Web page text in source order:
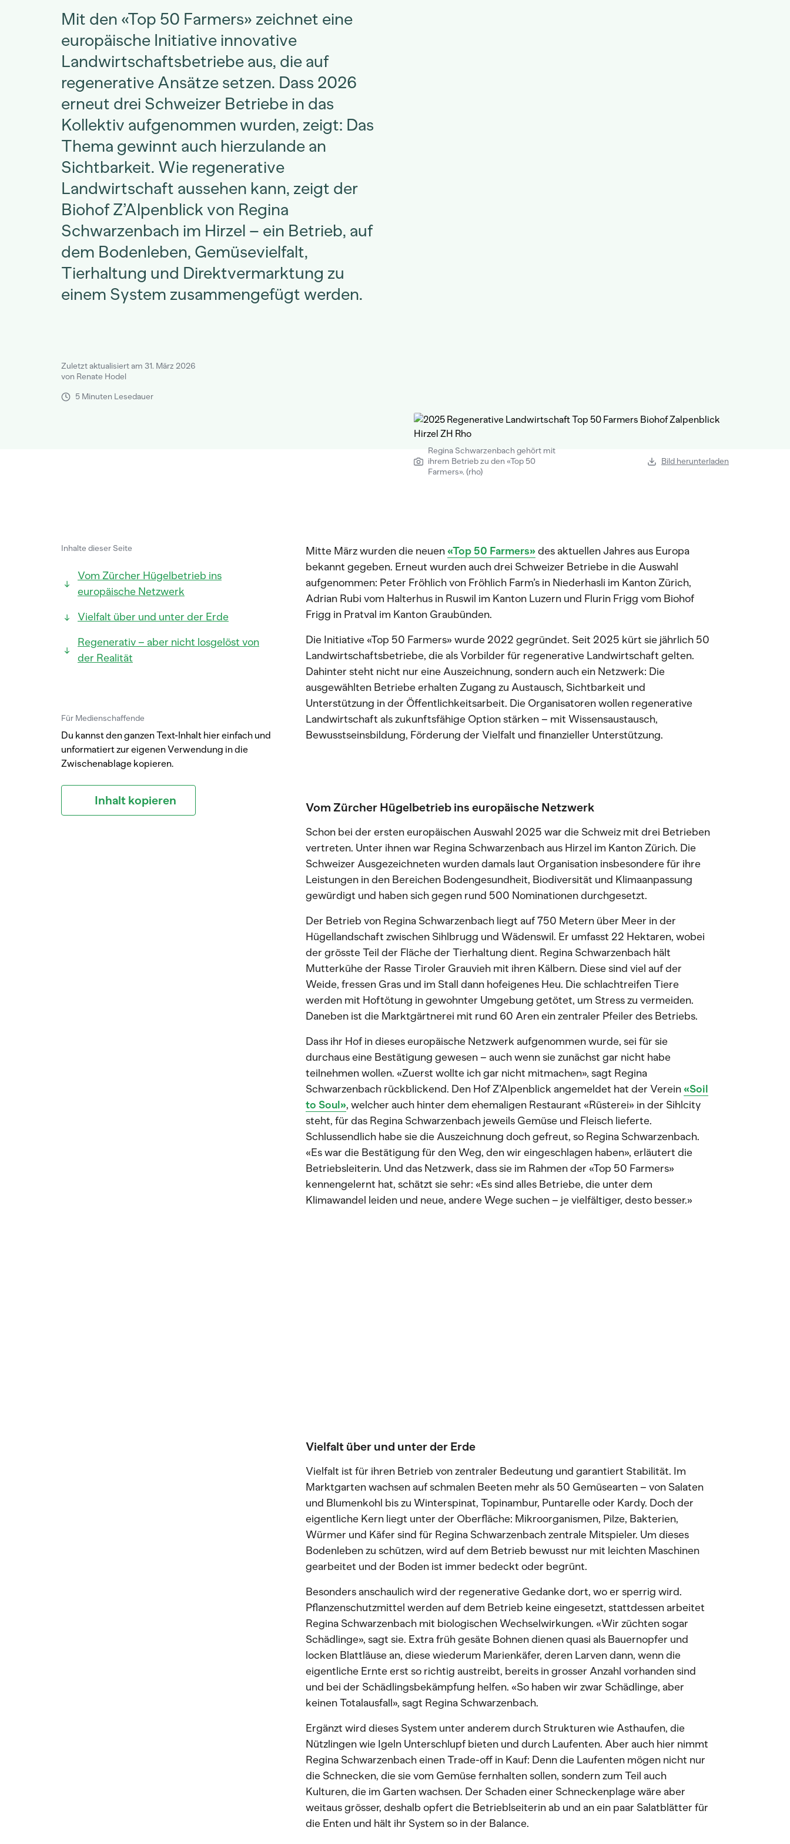
Mit den «Top 50 Farmers» zeichnet eine
europäische Initiative innovative
Landwirtschaftsbetriebe aus, die auf
regenerative Ansätze setzen. Dass 2026
erneut drei Schweizer Betriebe in das
Kollektiv aufgenommen wurden, zeigt: Das
Thema gewinnt auch hierzulande an
Sichtbarkeit. Wie regenerative
Landwirtschaft aussehen kann, zeigt der
Biohof Z’Alpenblick von Regina
Schwarzenbach im Hirzel – ein Betrieb, auf
dem Bodenleben, Gemüsevielfalt,
Tierhaltung und Direktvermarktung zu
einem System zusammengefügt werden.
Zuletzt aktualisiert am 31. März 2026
von Renate Hodel
5 Minuten Lesedauer
Regina Schwarzenbach gehört mit
ihrem Betrieb zu den «Top 50
Farmers». (rho)
Bild herunterladen
Inhalte dieser Seite
Vom Zürcher Hügelbetrieb ins
europäische Netzwerk
Vielfalt über und unter der Erde
Regenerativ – aber nicht losgelöst von
der Realität
Für Medienschaffende
Du kannst den ganzen Text-Inhalt hier einfach und
unformatiert zur eigenen Verwendung in die
Zwischenablage kopieren.
Inhalt kopieren
Mitte März wurden die neuen«Top 50 Farmers»des aktuellen Jahres aus Europa
bekannt gegeben. Erneut wurden auch drei Schweizer Betriebe in die Auswahl
aufgenommen: Peter Fröhlich von Fröhlich Farm’s in Niederhasli im Kanton Zürich,
Adrian Rubi vom Halterhus in Ruswil im Kanton Luzern und Flurin Frigg vom Biohof
Frigg in Pratval im Kanton Graubünden.
Die Initiative «Top 50 Farmers» wurde 2022 gegründet. Seit 2025 kürt sie jährlich 50
Landwirtschaftsbetriebe, die als Vorbilder für regenerative Landwirtschaft gelten.
Dahinter steht nicht nur eine Auszeichnung, sondern auch ein Netzwerk: Die
ausgewählten Betriebe erhalten Zugang zu Austausch, Sichtbarkeit und
Unterstützung in der Öffentlichkeitsarbeit. Die Organisatoren wollen regenerative
Landwirtschaft als zukunftsfähige Option stärken – mit Wissensaustausch,
Bewusstseinsbildung, Förderung der Vielfalt und finanzieller Unterstützung.
Vom Zürcher Hügelbetrieb ins europäische Netzwerk
Schon bei der ersten europäischen Auswahl 2025 war die Schweiz mit drei Betrieben
vertreten. Unter ihnen war Regina Schwarzenbach aus Hirzel im Kanton Zürich. Die
Schweizer Ausgezeichneten wurden damals laut Organisation insbesondere für ihre
Leistungen in den Bereichen Bodengesundheit, Biodiversität und Klimaanpassung
gewürdigt und haben sich gegen rund 500 Nominationen durchgesetzt.
Der Betrieb von Regina Schwarzenbach liegt auf 750 Metern über Meer in der
Hügellandschaft zwischen Sihlbrugg und Wädenswil. Er umfasst 22 Hektaren, wobei
der grösste Teil der Fläche der Tierhaltung dient. Regina Schwarzenbach hält
Mutterkühe der Rasse Tiroler Grauvieh mit ihren Kälbern. Diese sind viel auf der
Weide, fressen Gras und im Stall dann hofeigenes Heu. Die schlachtreifen Tiere
werden mit Hoftötung in gewohnter Umgebung getötet, um Stress zu vermeiden.
Daneben ist die Marktgärtnerei mit rund 60 Aren ein zentraler Pfeiler des Betriebs.
Dass ihr Hof in dieses europäische Netzwerk aufgenommen wurde, sei für sie
durchaus eine Bestätigung gewesen – auch wenn sie zunächst gar nicht habe
teilnehmen wollen. «Zuerst wollte ich gar nicht mitmachen», sagt Regina
Schwarzenbach rückblickend. Den Hof Z’Alpenblick angemeldet hat der Verein«Soil
to Soul», welcher auch hinter dem ehemaligen Restaurant «Rüsterei» in der Sihlcity
steht, für das Regina Schwarzenbach jeweils Gemüse und Fleisch lieferte.
Schlussendlich habe sie die Auszeichnung doch gefreut, so Regina Schwarzenbach.
«Es war die Bestätigung für den Weg, den wir eingeschlagen haben», erläutert die
Betriebsleiterin. Und das Netzwerk, dass sie im Rahmen der «Top 50 Farmers»
kennengelernt hat, schätzt sie sehr: «Es sind alles Betriebe, die unter dem
Klimawandel leiden und neue, andere Wege suchen – je vielfältiger, desto besser.»
Vielfalt über und unter der Erde
Vielfalt ist für ihren Betrieb von zentraler Bedeutung und garantiert Stabilität. Im
Marktgarten wachsen auf schmalen Beeten mehr als 50 Gemüsearten – von Salaten
und Blumenkohl bis zu Winterspinat, Topinambur, Puntarelle oder Kardy. Doch der
eigentliche Kern liegt unter der Oberfläche: Mikroorganismen, Pilze, Bakterien,
Würmer und Käfer sind für Regina Schwarzenbach zentrale Mitspieler. Um dieses
Bodenleben zu schützen, wird auf dem Betrieb bewusst nur mit leichten Maschinen
gearbeitet und der Boden ist immer bedeckt oder begrünt.
Besonders anschaulich wird der regenerative Gedanke dort, wo er sperrig wird.
Pflanzenschutzmittel werden auf dem Betrieb keine eingesetzt, stattdessen arbeitet
Regina Schwarzenbach mit biologischen Wechselwirkungen. «Wir züchten sogar
Schädlinge», sagt sie. Extra früh gesäte Bohnen dienen quasi als Bauernopfer und
locken Blattläuse an, diese wiederum Marienkäfer, deren Larven dann, wenn die
eigentliche Ernte erst so richtig austreibt, bereits in grosser Anzahl vorhanden sind
und bei der Schädlingsbekämpfung helfen. «So haben wir zwar Schädlinge, aber
keinen Totalausfall», sagt Regina Schwarzenbach.
Ergänzt wird dieses System unter anderem durch Strukturen wie Asthaufen, die
Nützlingen wie Igeln Unterschlupf bieten und durch Laufenten. Aber auch hier nimmt
Regina Schwarzenbach einen Trade-off in Kauf: Denn die Laufenten mögen nicht nur
die Schnecken, die sie vom Gemüse fernhalten sollen, sondern zum Teil auch
Kulturen, die im Garten wachsen. Der Schaden einer Schneckenplage wäre aber
weitaus grösser, deshalb opfert die Betrieblseiterin ab und an ein paar Salatblätter für
die Enten und hält ihr System so in der Balance.